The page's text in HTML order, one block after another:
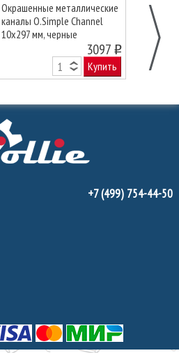
Окрашенные металлические
каналы O.Simple Channel
10х297 мм, черные
3097 o
Купить
+7 (499) 754-44-50